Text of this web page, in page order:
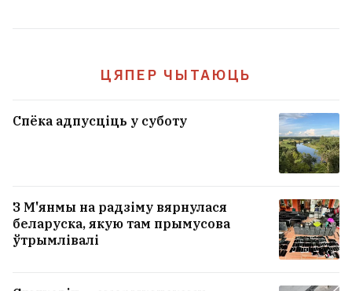
ЦЯПЕР ЧЫТАЮЦЬ
Спёка адпусціць у суботу
З М'янмы на радзіму вярнулася
беларуска, якую там прымусова
ўтрымлівалі